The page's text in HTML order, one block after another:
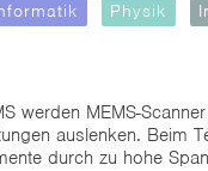
Physik
werden MEMS-
auslenken. Beim
durch zu hohe